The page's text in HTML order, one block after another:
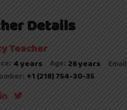
Details
Teacher
4 years Age: 26 years
+1 (218) 754-30-35